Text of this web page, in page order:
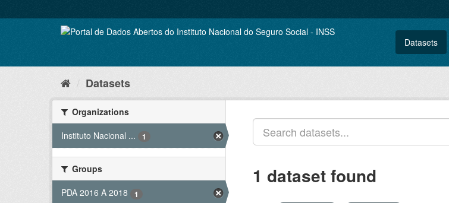
to
Datasets
Datasets
Organizations
Instituto Nacional ...
1
Groups
PDA 2016 A 2018
1
1 dataset found